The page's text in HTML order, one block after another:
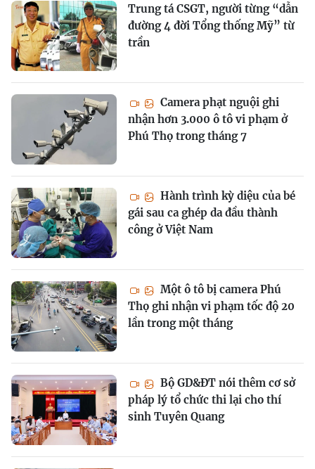
Trung tá CSGT, người từng “dẫn
đường 4 đời Tổng thống Mỹ” từ
trần
Camera phạt nguội ghi
nhận hơn 3.000 ô tô vi phạm ở
Phú Thọ trong tháng 7
Hành trình kỳ diệu của bé
gái sau ca ghép da đầu thành
công ở Việt Nam
Một ô tô bị camera Phú
Thọ ghi nhận vi phạm tốc độ 20
lần trong một tháng
Bộ GD&ĐT nói thêm cơ sở
pháp lý tổ chức thi lại cho thí
sinh Tuyên Quang